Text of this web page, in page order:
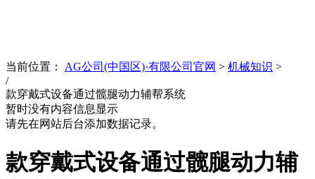
当前位置： AG公司(中国区)·有限公司官网 > 机械知识 >
/
款穿戴式设备通过髋腿动力辅帮系统
暂时没有内容信息显示
请先在网站后台添加数据记录。
款穿戴式设备通过髋腿动力辅